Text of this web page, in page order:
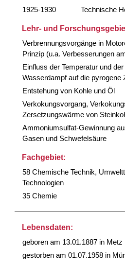
1925-1930
Technische
Lehr- und
Verbrennungsvorgänge in
Prinzip (u.a. Verbesserungen
Einfluss der Temperatur und
Wasserdampf auf die pyrogene
Entstehung von Kohle und Öl
Verkokungsvorgang,
Zersetzungswärme von
Ammoniumsulfat-Gewinnung
Gasen und Schwefelsäure
Fachgebiet:
58 Chemische Technik,
Technologien
35 Chemie
Lebensdaten:
geboren am 13.01.1887 in Metz
gestorben am 01.07.1958 in